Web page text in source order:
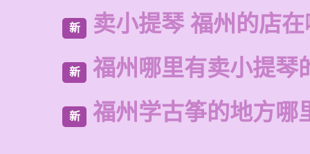
新 卖小提琴 福州的店
新 福州哪里有卖小提琴
新 福州学古筝的地方哪